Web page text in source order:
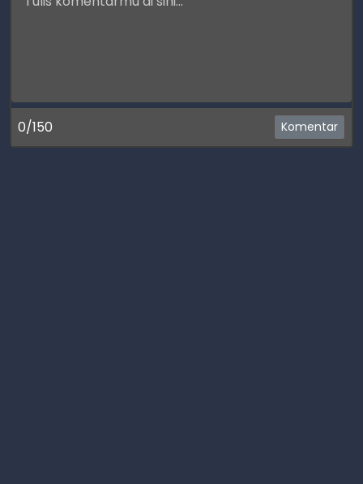
0/150 Komentar